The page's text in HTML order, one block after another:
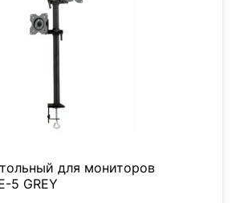
для мониторов
5 GREY